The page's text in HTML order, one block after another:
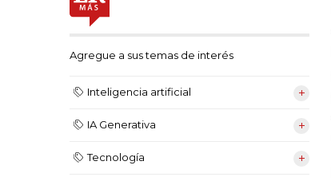
Agregue a sus temas de interés
Inteligencia artificial
IA Generativa
Tecnología